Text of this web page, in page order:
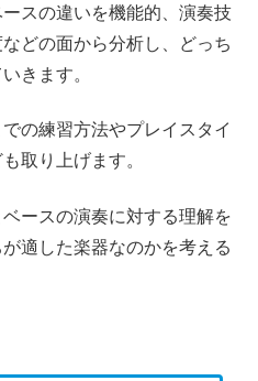
スの違いを機能的、演奏技
どの面から分析し、どっち
きます。
の練習方法やプレイスタイ
取り上げます。
ースの演奏に対する理解を
適した楽器なのかを考える